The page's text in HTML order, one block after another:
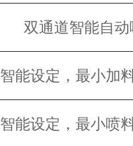
双通道智能自
智能设定，最小加
智能设定，最小喷